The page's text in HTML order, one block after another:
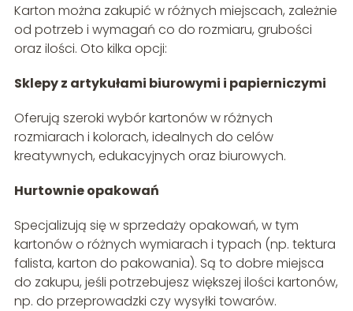
Karton można zakupić w różnych miejscach, zależnie
od potrzeb i wymagań co do rozmiaru, grubości
oraz ilości. Oto kilka opcji:
Sklepy z artykułami biurowymi i papierniczymi
Oferują szeroki wybór kartonów w różnych
rozmiarach i kolorach, idealnych do celów
kreatywnych, edukacyjnych oraz biurowych.
Hurtownie opakowań
Specjalizują się w sprzedaży opakowań, w tym
kartonów o różnych wymiarach i typach (np. tektura
falista, karton do pakowania). Są to dobre miejsca
do zakupu, jeśli potrzebujesz większej ilości kartonów,
np. do przeprowadzki czy wysyłki towarów.